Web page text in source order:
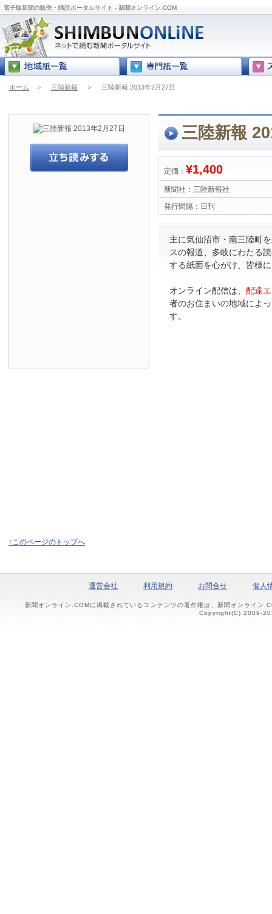
電子版新聞の販売・購読ポータルサイト - 新聞オンライン.COM
ホーム ＞ 三陸新報 ＞ 三陸新報 2013年2月27日
三陸新報
定価： ¥1,400
新聞社： 三陸新報社
発行間隔： 日刊
主に気仙沼市・南三陸町
スの報道、多岐にわたる
する紙面を心がけ、皆様
オンライン配信は、 配達
者のお住まいの地域によ
す。
↑このページのトップへ
運営会社 利用規約 お問合せ 個人
新聞オンライン.COMに掲載されているコンテンツの著作権は、新聞オンライン
Copyright(C) 2009-